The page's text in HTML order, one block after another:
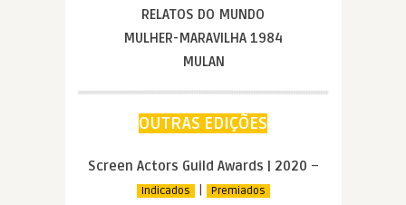
RELATOS DO MUNDO
MULHER-MARAVILHA 1984
MULAN
OUTRAS EDIÇÕES
Screen Actors Guild Awards | 2020 –
Indicados | Premiados